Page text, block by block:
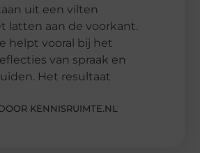
uit een vilten
latten aan de voorkant.
helpt vooral bij het
van spraak en
Het resultaat
KENNISRUIMTE.NL